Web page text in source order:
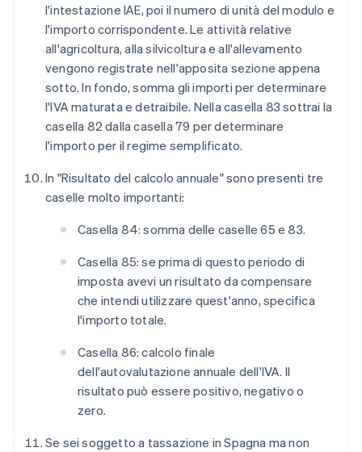
l'intestazione IAE, poi il numero di unità del modulo e
l'importo corrispondente. Le attività relative
all'agricoltura, alla silvicoltura e all'allevamento
vengono registrate nell'apposita sezione appena
sotto. In fondo, somma gli importi per determinare
l'IVA maturata e detraibile. Nella casella 83 sottrai la
casella 82 dalla casella 79 per determinare
l'importo per il regime semplificato.
In "Risultato del calcolo annuale" sono presenti tre
caselle molto importanti:
Casella 84: somma delle caselle 65 e 83.
Casella 85: se prima di questo periodo di
imposta avevi un risultato da compensare
che intendi utilizzare quest'anno, specifica
l'importo totale.
Casella 86: calcolo finale
dell'autovalutazione annuale dell'IVA. Il
risultato può essere positivo, negativo o
zero.
Se sei soggetto a tassazione in Spagna ma non